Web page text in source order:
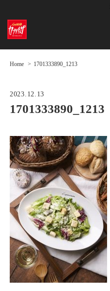
Home 1701333890_1213
2023.12.13
1701333890_1213